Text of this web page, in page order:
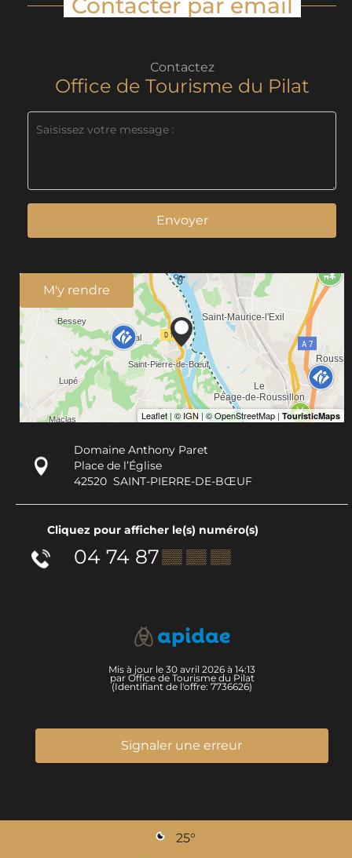
Contacter par email
Contactez
Office de Tourisme du Pilat
Envoyer
M'y rendre
Domaine Anthony Paret
Place de l’Église
42520 SAINT-PIERRE-DE-BŒUF
Cliquez pour afficher le(s) numéro(s)
04 74 87▒▒ ▒▒ ▒▒
Mis à jour le 30 avril 2026 à 14:13
par Office de Tourisme du Pilat
(Identifiant de l'offre: 7736626)
Signaler une erreur
25°